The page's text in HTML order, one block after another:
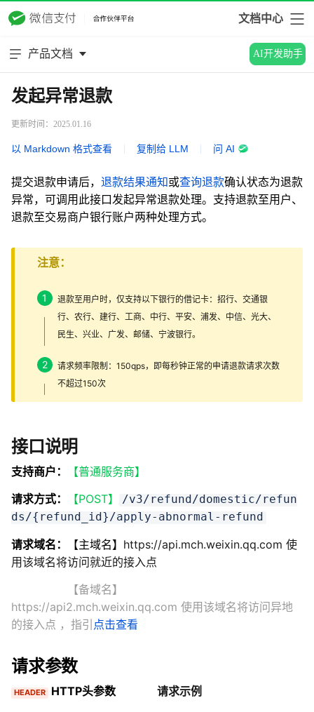
文档中心
产品文档 AI开发助手
发起异常退款
更新时间：2025.01.16
以 Markdown 格式查看 复制给 LLM 问 AI
提交退款申请后， 退款结果通知或查询退款确认状态为退款
异常，可调用此接口发起异常退款处理。支持退款至用户、
退款至交易商户银行账户两种处理方式。
注意：
退款至用户时，仅支持以下银行的借记卡：招行、交通银
行、农行、建行、工商、中行、平安、浦发、中信、光大、
民生、兴业、广发、邮储、宁波银行。
请求频率限制：150qps，即每秒钟正常的申请退款请求次数
不超过150次
接口说明
支持商户：
【普通服务商】
请求方式：
【POST】
/v3/refund/domestic/refun
ds/{refund_id}/apply-abnormal-refund
请求域名： 【主域名】 https://api.mch.weixin.qq.com 使
用该域名将访问就近的接入点
【备域名】
https://api2.mch.weixin.qq.com 使用该域名将访问异地
的接入点 ，指引 点击查看
请求参数
HEADER HTTP头参数 请求示例